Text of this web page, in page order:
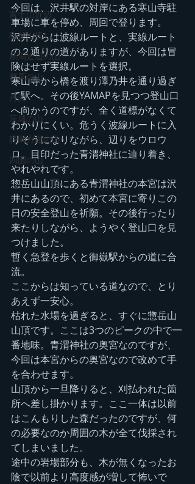
富士山近辺
秩父山塊
新潟近辺の山
群馬の山
丹沢
茨城の山
静岡方面の山
四国の山
今回は、沢井駅の対岸にある寒山寺駐
車場に車を停め、周回で登ります。
沢井からは波線ルートと、実線ルート
の２通りの道がありますが、今回は冒
険はせず実線ルートを選択。
寒山寺から橋を渡り澤乃井を通り過ぎ
て駅へ。その後YAMAPを見つつ登山口
へ向かうのですが、全く道標がなくて
わかりにくい。危うく波線ルートに入
りそうになりながら、辺りをウロウ
ロ。目印だった青渭神社に辿り着き、
やれやれです。
惣岳山山頂にある青渭神社の本宮は沢
井にあるので、初めて本宮に寄りこの
日の安全登山を祈願。その後行ったり
来たりしながら、ようやく登山口を見
つけました。
暫く急登を歩くと御嶽駅からの道に合
流。
ここからは知っている道なので、とり
あえず一安心。
枯れた水場を過ぎると、すぐに惣岳山
山頂です。ここは3つのピークの中で一
番地味。青渭神社の奥宮なのですが、
今回は本宮からの奥宮なので改めて手
を合わせます。
山頂から一旦降りると、刈払われた箇
所へ差し掛かります。ここ一体は以前
はこんもりした森だったのですが、何
の必要なのか周囲の木が全て伐採され
てしまいました。
途中の岩場部分も、木が無くなったお
陰で以前より高度感が増して怖いで